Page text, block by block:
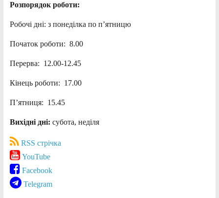
Розпорядок роботи:
Робочі дні: з понеділка по п’ятницю
Початок роботи: 8.00
Перерва: 12.00-12.45
Кінець роботи: 17.00
П’ятниця: 15.45
Вихідні дні: субота, неділя
RSS стрічка
YouTube
Facebook
Telegram